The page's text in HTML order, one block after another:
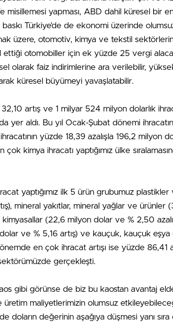
misillemesi yapması, ABD dahil küresel bir
Türkiye’de de ekonomi üzerinde
üzere, otomotiv, kimya ve tekstil
otomobiller için ek yüzde 25 vergi
olarak faiz indirimlerine ara verilebilir,
küresel büyümeyi yavaşlatabilir.
artış ve 1 milyar 524 milyon dolarlık
yer aldı. Bu yıl Ocak-Şubat dönemi
yüzde 18,39 azalışla 196,2 milyon
kimya ihracatı yaptığımız ülke
yaptığımız ilk 5 ürün grubumuz plastikler
mineral yakıtlar, mineral yağlar ve ürünler
(22,6 milyon dolar ve % 2,50
ve % 5,16 artış) ve kauçuk, kauçuk eşya
en çok ihracat artışı ise yüzde 86,41
gerçekleşti.
gibi görünse de biz bu kaostan avantaj
maliyetlerimizin olumsuz
değerinin aşağıya düşmesi yanı sıra